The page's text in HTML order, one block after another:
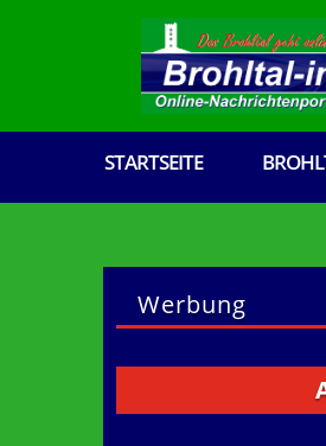
STARTSEITE
Werbung
An